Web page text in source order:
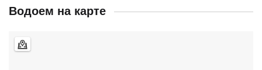
Водоем на карте